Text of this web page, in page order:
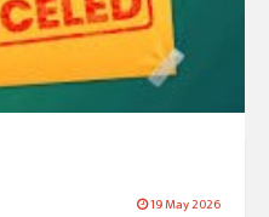
19 May 2026